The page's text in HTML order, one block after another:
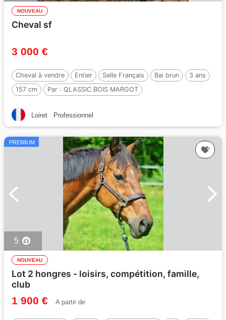
NOUVEAU
Cheval sf
3 000 €
Cheval à vendre Entier Selle Français Bai brun
3 ans
157 cm
Par : QLASSIC BOIS MARGOT
Loiret Professionnel
PREMIUM
5
NOUVEAU
Lot 2 hongres - loisirs, compétition, famille,
club
1 900 € A partir de